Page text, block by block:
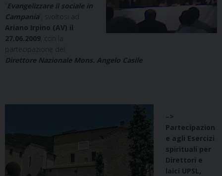
Evangelizzare il sociale in
Campania ”, svoltosi ad
Ariano Irpino (AV) il
27.06.2009 , con la
partecipazione del
Direttore Nazionale Mons. Angelo Casile
–>
Partecipazion
e agli Esercizi
spirituali per
Direttori e
laici UPSL,